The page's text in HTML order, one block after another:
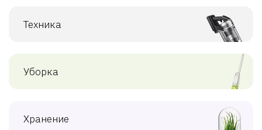
Техника
Уборка
Хранение